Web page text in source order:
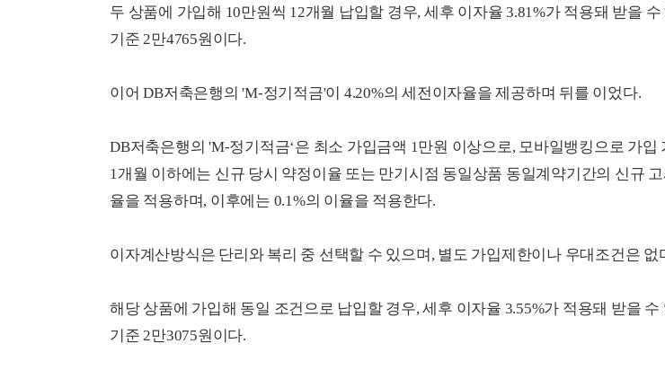
두 상품에 가입해 10만원씩 12개월 납입할 경우, 세후 이자율 3.81%가 적용돼 받을 수
기준 2만4765원이다.
이어 DB저축은행의 'M-정기적금'이 4.20%의 세전이자율을 제공하며 뒤를 이었다.
DB저축은행의 'M-정기적금‘은 최소 가입금액 1만원 이상으로, 모바일뱅킹으로 가입
1개월 이하에는 신규 당시 약정이율 또는 만기시점 동일상품 동일계약기간의 신규
율을 적용하며, 이후에는 0.1%의 이율을 적용한다.
이자계산방식은 단리와 복리 중 선택할 수 있으며, 별도 가입제한이나 우대조건은 없
해당 상품에 가입해 동일 조건으로 납입할 경우, 세후 이자율 3.55%가 적용돼 받을 수
기준 2만3075원이다.